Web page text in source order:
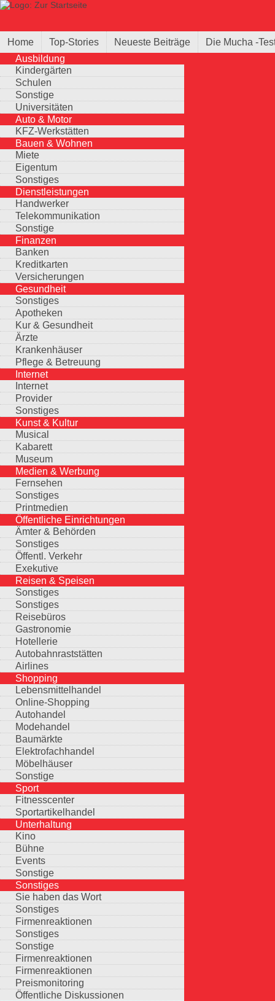
Direkt zum Inhalt
Home Top-Stories Neueste Beiträge
Die Mucha -
Ausbildung
Kindergärten
Schulen
Sonstige
Universitäten
Auto & Motor
KFZ-Werkstätten
Bauen & Wohnen
Miete
Eigentum
Sonstiges
Dienstleistungen
Handwerker
Telekommunikation
Sonstige
Finanzen
Banken
Kreditkarten
Versicherungen
Gesundheit
Sonstiges
Apotheken
Kur & Gesundheit
Ärzte
Krankenhäuser
Pflege & Betreuung
Internet
Internet
Provider
Sonstiges
Kunst & Kultur
Musical
Kabarett
Museum
Medien & Werbung
Fernsehen
Sonstiges
Printmedien
Öffentliche Einrichtungen
Ämter & Behörden
Sonstiges
Öffentl. Verkehr
Exekutive
Reisen & Speisen
Sonstiges
Sonstiges
Reisebüros
Gastronomie
Hotellerie
Autobahnraststätten
Airlines
Shopping
Lebensmittelhandel
Online-Shopping
Autohandel
Modehandel
Baumärkte
Elektrofachhandel
Möbelhäuser
Sonstige
Sport
Fitnesscenter
Sportartikelhandel
Unterhaltung
Kino
Bühne
Events
Sonstige
Sonstiges
Sie haben das Wort
Sonstiges
Firmenreaktionen
Sonstiges
Sonstige
Firmenreaktionen
Firmenreaktionen
Preismonitoring
Öffentliche Diskussionen